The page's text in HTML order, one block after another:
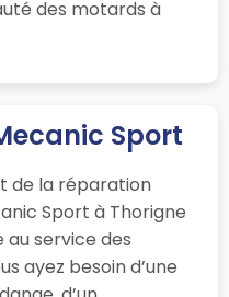
des motards à
Sport
de la réparation
Sport à Thorigne
au service des
ayez besoin d’une